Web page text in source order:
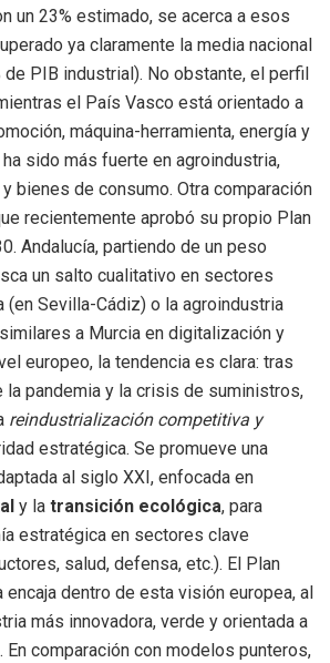
un 23% estimado, se acerca a esos
ya claramente la media nacional
PIB industrial). No obstante, el perfil
el País Vasco está orientado a
máquina-herramienta, energía y
sido más fuerte en agroindustria,
bienes de consumo. Otra comparación
recientemente aprobó su propio Plan
Andalucía, partiendo de un peso
un salto cualitativo en sectores
(en Sevilla-Cádiz) o la agroindustria
a Murcia en digitalización y
europeo, la tendencia es clara: tras
la pandemia y la crisis de suministros,
reindustrialización competitiva y
estratégica. Se promueve una
al siglo XXI, enfocada en
y la transición ecológica, para
estratégica en sectores clave
salud, defensa, etc.). El Plan
encaja dentro de esta visión europea, al
más innovadora, verde y orientada a
comparación con modelos punteros,